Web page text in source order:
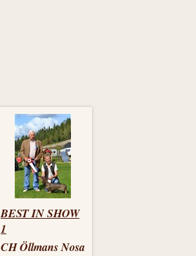
BEST IN SHOW
1
CH Öllmans Nosa